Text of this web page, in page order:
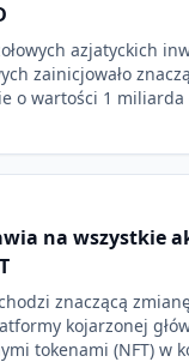
azjatyckich
zainicjowało
o wartości 1
na wszystkie
znaczącą
kojarzonej
tokenami (NFT) w